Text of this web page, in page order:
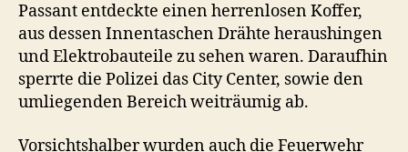
Passant entdeckte einen herrenlosen Koffer,
aus dessen Innentaschen Drähte heraushingen
und Elektrobauteile zu sehen waren. Daraufhin
sperrte die Polizei das City Center, sowie den
umliegenden Bereich weiträumig ab.
Vorsichtshalber wurden auch die Feuerwehr